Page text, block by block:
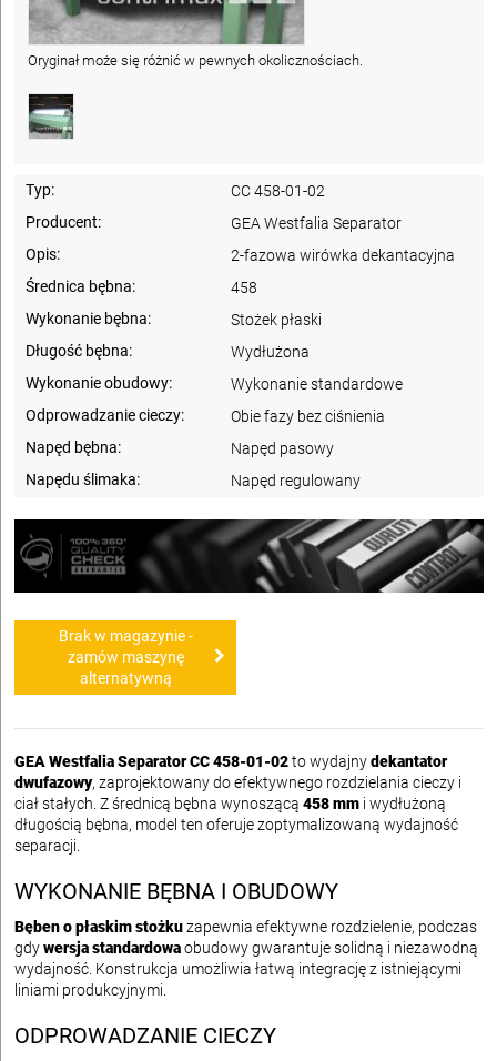
Oryginał może się różnić w pewnych okolicznościach.
Typ:
CC 458-01-02
Producent:
GEA Westfalia Separator
Opis:
2-fazowa wirówka dekantacyjna
Średnica bębna:
458
Wykonanie bębna:
Stożek płaski
Długość bębna:
Wydłużona
Wykonanie obudowy:
Wykonanie standardowe
Odprowadzanie cieczy:
Obie fazy bez ciśnienia
Napęd bębna:
Napęd pasowy
Napędu ślimaka:
Napęd regulowany
Brak w magazynie -
zamów maszynę
alternatywną
GEA Westfalia Separator CC 458-01-02to wydajnydekantator
dwufazowy, zaprojektowany do efektywnego rozdzielania cieczy i
ciał stałych. Z średnicą bębna wynoszącą 458 mm i wydłużoną
długością bębna, model ten oferuje zoptymalizowaną wydajność
separacji.
WYKONANIE BĘBNA I OBUDOWY
Bęben o płaskim stożkuzapewnia efektywne rozdzielenie, podczas
gdywersja standardowaobudowy gwarantuje solidną i niezawodną
wydajność. Konstrukcja umożliwia łatwą integrację z istniejącymi
liniami produkcyjnymi.
ODPROWADZANIE CIECZY